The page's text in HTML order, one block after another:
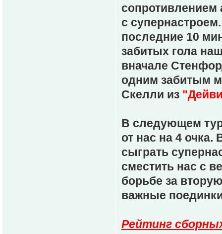
сопротивлением
с
последние 10
забитых гола
вначале
одним забитым
Скелли из
В следующем
от нас на 4
сыграть
сместить нас с
борьбе за
важные
Рейтинг